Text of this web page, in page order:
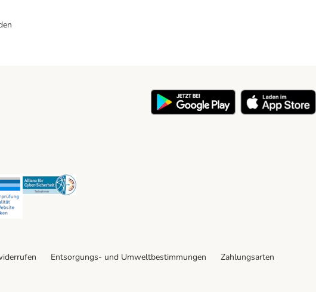
Security Security
Entsorgungs- und Umweltbestimmungen
Zahlungsarten